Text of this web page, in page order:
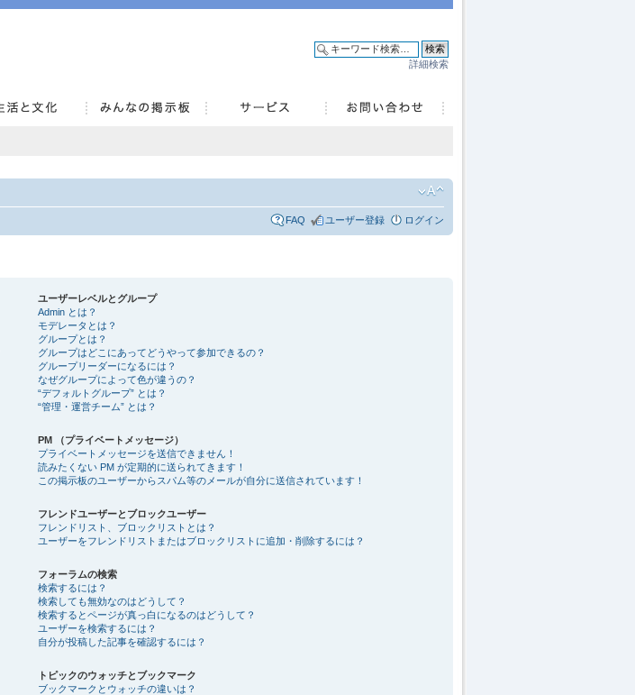
詳細検索
FAQ ユーザー登録 ログイン
ユーザーレベルとグループ
Admin とは？
モデレータとは？
グループとは？
グループはどこにあってどうやって参加できるの？
グループリーダーになるには？
なぜグループによって色が違うの？
“デフォルトグループ” とは？
“管理・運営チーム” とは？
PM （プライベートメッセージ）
プライベートメッセージを送信できません！
読みたくない PM が定期的に送られてきます！
この掲示板のユーザーからスパム等のメールが自分に送信されています！
フレンドユーザーとブロックユーザー
フレンドリスト、ブロックリストとは？
ユーザーをフレンドリストまたはブロックリストに追加・削除するには？
フォーラムの検索
検索するには？
検索しても無効なのはどうして？
検索するとページが真っ白になるのはどうして？
ユーザーを検索するには？
自分が投稿した記事を確認するには？
トピックのウォッチとブックマーク
ブックマークとウォッチの違いは？